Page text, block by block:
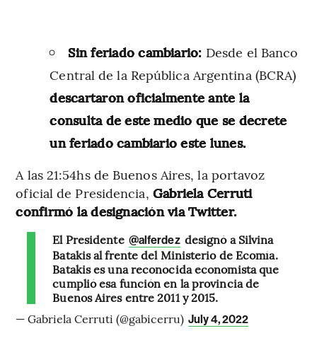
Sin feriado cambiario: Desde el Banco
Central de la República Argentina (BCRA)
descartaron oficialmente ante la
consulta de este medio que se decrete
un feriado cambiario este lunes.
A las 21:54hs de Buenos Aires, la portavoz
oficial de Presidencia, Gabriela Cerruti
confirmó la designación via Twitter.
El Presidente @alferdez designó a Silvina
Batakis al frente del Ministerio de Ecomía.
Batakis es una reconocida economista que
cumplió esa función en la provincia de
Buenos Aires entre 2011 y 2015.
— Gabriela Cerruti (@gabicerru) July 4, 2022